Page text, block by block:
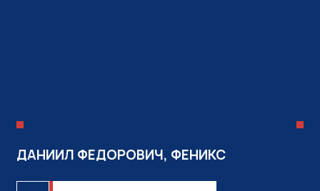
ДАНИИЛ ФЕДОРОВИЧ, ФЕНИКС